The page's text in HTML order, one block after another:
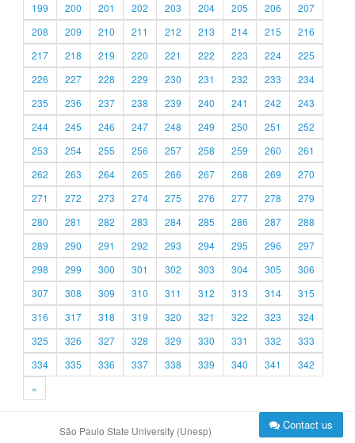
199
200 201 202 203 204 205 206
207
208
209 210 211 212 213 214 215
216
217
218 219 220 221 222 223 224
225
226
227 228 229 230 231 232 233
234
235
236 237 238 239 240 241 242
243
244
245 246 247 248 249 250 251
252
253
254 255 256 257 258 259 260
261
262
263 264 265 266 267 268 269
270
271
272 273 274 275 276 277 278
279
280
281 282 283 284 285 286 287
288
289
290 291 292 293 294 295 296
297
298
299 300 301 302 303 304 305
306
307
308 309 310 311 312 313 314
315
316
317 318 319 320 321 322 323
324
325
326 327 328 329 330 331 332
333
334
335 336 337 338 339 340 341
342
»
São Paulo State University (Unesp) Contact us